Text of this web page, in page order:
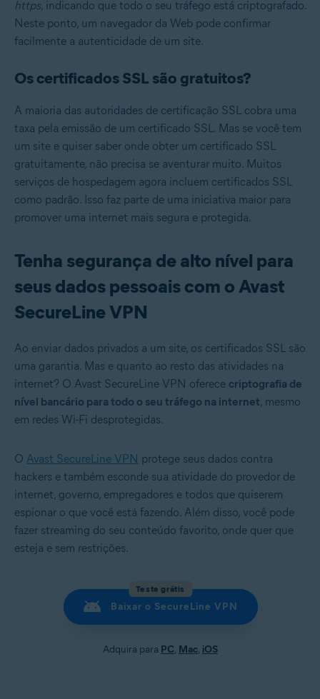
https, indicando que todo o seu tráfego está criptografado.
Neste ponto, um navegador da Web pode confirmar
facilmente a autenticidade de um site.
Os certificados SSL são gratuitos?
A maioria das autoridades de certificação SSL cobra uma
taxa pela emissão de um certificado SSL. Mas se você tem
um site e quiser saber onde obter um certificado SSL
gratuitamente, não precisa se aventurar muito. Muitos
serviços de hospedagem agora incluem certificados SSL
como padrão. Isso faz parte de uma iniciativa maior para
promover uma internet mais segura e protegida.
Tenha segurança de alto nível para
seus dados pessoais com o Avast
SecureLine VPN
Ao enviar dados privados a um site, os certificados SSL são
uma garantia. Mas e quanto ao resto das atividades na
internet? O Avast SecureLine VPN oferece criptografia de
nível bancário para todo o seu tráfego na internet, mesmo
em redes Wi-Fi desprotegidas.
O Avast SecureLine VPN protege seus dados contra
hackers e também esconde sua atividade do provedor de
internet, governo, empregadores e todos que quiserem
espionar o que você está fazendo. Além disso, você pode
fazer streaming do seu conteúdo favorito, onde quer que
esteja e sem restrições.
Teste grátis
Baixar o SecureLine VPN
Adquira para PC, Mac, iOS